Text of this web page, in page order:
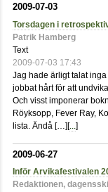
2009-07-03
Torsdagen i
Patrik Hamberg
Text
2009-07-03 17:43
Jag hade ärligt talat
jobbat hårt för att
Och visst imponerar
Röyksopp, Fever Ray,
lista. Ändå […][... ]
2009-06-27
Inför Arvikafestivalen
Redaktionen,